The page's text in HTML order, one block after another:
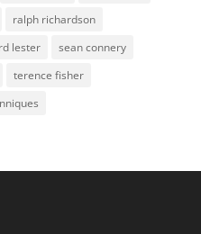
ralph richardson
lester
sean connery
terence fisher